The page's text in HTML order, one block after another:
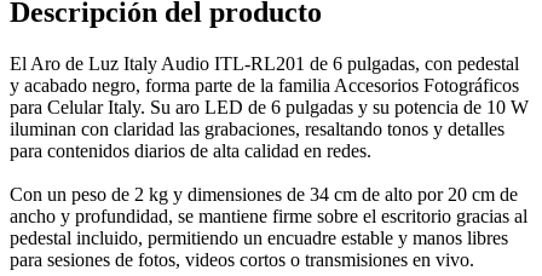
Resistencia al Agua
No
Descripción del producto
El Aro de Luz Italy Audio ITL-RL201 de 6 pulgadas, con pedestal
y acabado negro, forma parte de la familia Accesorios Fotográficos
para Celular Italy. Su aro LED de 6 pulgadas y su potencia de 10 W
iluminan con claridad las grabaciones, resaltando tonos y detalles
para contenidos diarios de alta calidad en redes.
Con un peso de 2 kg y dimensiones de 34 cm de alto por 20 cm de
ancho y profundidad, se mantiene firme sobre el escritorio gracias al
pedestal incluido, permitiendo un encuadre estable y manos libres
para sesiones de fotos, videos cortos o transmisiones en vivo.